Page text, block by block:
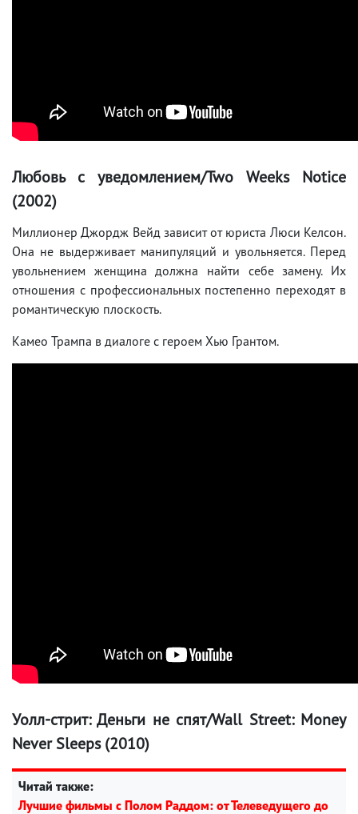
Любовь с уведомлением/Two Weeks Notice
(2002)
Миллионер Джордж Вейд зависит от юриста Люси Келсон.
Она не выдерживает манипуляций и увольняется. Перед
увольнением женщина должна найти себе замену. Их
отношения с профессиональных постепенно переходят в
романтическую плоскость.
Камео Трампа в диалоге с героем Хью Грантом.
Уолл-стрит: Деньги не спят/Wall Street: Money
Never Sleeps (2010)
Читай также:
Лучшие фильмы с Полом Раддом: от Телеведущего до